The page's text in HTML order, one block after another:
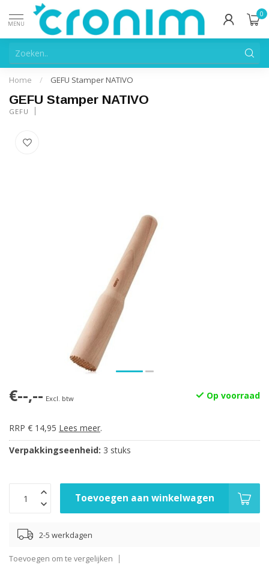
MENU
0
Home / GEFU Stamper NATIVO
GEFU Stamper NATIVO
GEFU
€--,-- Excl. btw Op voorraad
RRP € 14,95 Lees meer.
Verpakkingseenheid: 3 stuks
Toevoegen aan winkelwagen
2-5 werkdagen
Toevoegen om te vergelijken